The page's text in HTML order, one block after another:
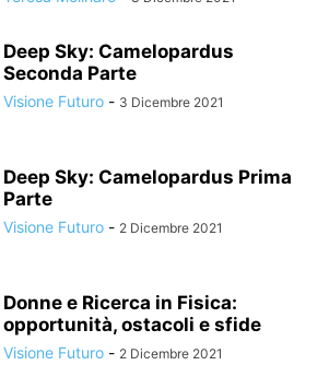
Deep Sky: Camelopardus
Seconda Parte
Visione Futuro - 3 Dicembre 2021
Deep Sky: Camelopardus Prima
Parte
Visione Futuro - 2 Dicembre 2021
Donne e Ricerca in Fisica:
opportunità, ostacoli e sfide
Visione Futuro - 2 Dicembre 2021